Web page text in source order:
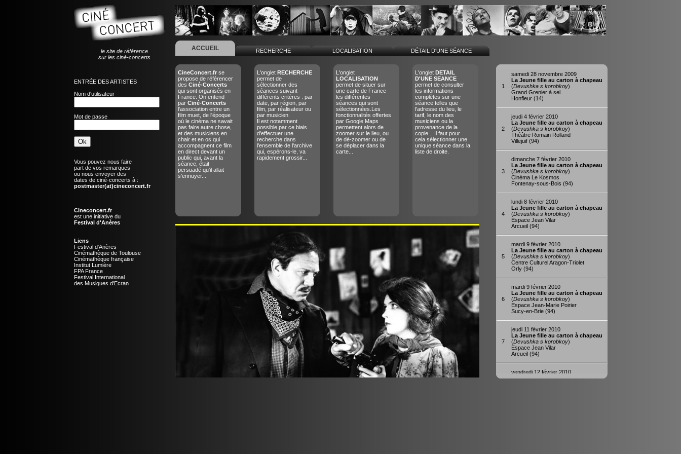
le site de référence
sur les ciné-concerts
ENTRÉE DES ARTISTES
Nom d'utilisateur
Mot de passe
Vous pouvez nous faire
part de vos remarques
ou nous envoyer des
dates de ciné-concerts à :
postmaster(at)cineconcert.fr
Cineconcert.fr
est une initiative du
Festival d'Anères
Liens
Festival d'Anères
Cinémathèque de Toulouse
Cinémathèque française
Institut Lumière
FPA France
Festival International
des Musiques d'Ecran
ACCUEIL RECHERCHE LOCALISATION DÉTAIL D'UNE SÉANCE
CineConcert.frse
propose de référencer
des Ciné-Concerts
qui sont organisés en
France. On entend
par Ciné-Concerts
l'association entre un
film muet, de l'époque
où le cinéma ne savait
pas faire autre chose,
et des musiciens en
chair et en os qui
accompagnent ce film
en direct devant un
public qui, avant la
séance, était
persuadé qu'il allait
s'ennuyer...
L'onglet RECHERCHE
permet de
sélectionner des
séances suivant
différents critères : par
date, par région, par
film, par réalisateur ou
par musicien.
Il est notamment
possible par ce biais
d'effectuer une
recherche dans
l'ensemble de l'archive
qui, espérons-le, va
rapidement grossir...
L'onglet
LOCALISATION
permet de situer sur
une carte de France
les différentes
séances qui sont
sélectionnées.Les
fonctionnalités offertes
par Google Maps
permettent alors de
zoomer sur le lieu, ou
de dé-zoomer ou de
se déplacer dans la
carte...
L'onglet DETAIL
D'UNE SEANCE
permet de consulter
les informations
complètes sur une
séance telles que
l'adresse du lieu, le
tarif, le nom des
musiciens ou la
provenance de la
copie... Il faut pour
cela sélectionner une
unique séance dans la
liste de droite.
1
samedi 28 novembre 2009
La Jeune fille au carton à chapeau
(Devushka s korobkoy)
Grand Grenier à sel
Honfleur (14)
2
jeudi 4 février 2010
La Jeune fille au carton à chapeau
(Devushka s korobkoy)
Théâtre Romain Rolland
Villejuif (94)
3
dimanche 7 février 2010
La Jeune fille au carton à chapeau
(Devushka s korobkoy)
Cinéma Le Kosmos
Fontenay-sous-Bois (94)
4
lundi 8 février 2010
La Jeune fille au carton à chapeau
(Devushka s korobkoy)
Espace Jean Vilar
Arcueil (94)
5
mardi 9 février 2010
La Jeune fille au carton à chapeau
(Devushka s korobkoy)
Centre Culturel Aragon-Triolet
Orly (94)
6
mardi 9 février 2010
La Jeune fille au carton à chapeau
(Devushka s korobkoy)
Espace Jean-Marie Poirier
Sucy-en-Brie (94)
7
jeudi 11 février 2010
La Jeune fille au carton à chapeau
(Devushka s korobkoy)
Espace Jean Vilar
Arcueil (94)
vendredi 12 février 2010
La Jeune fille au carton à chapeau